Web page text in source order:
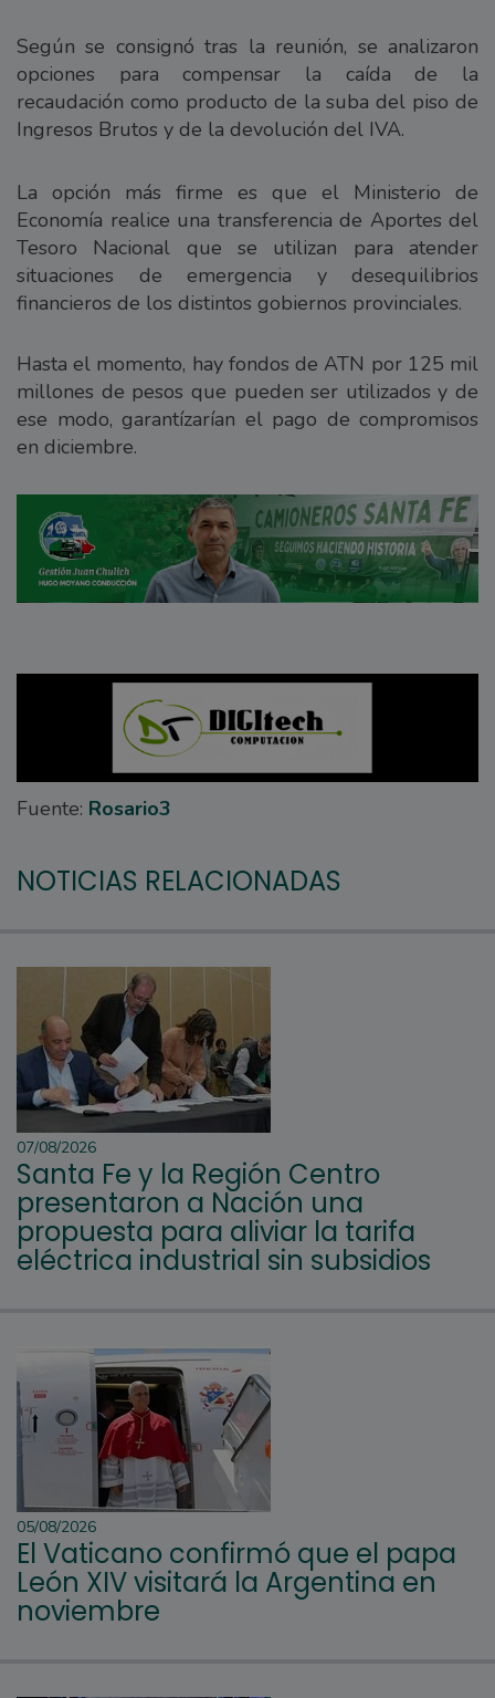
Según se consignó tras la reunión, se analizaron
opciones para compensar la caída de la
recaudación como producto de la suba del piso de
Ingresos Brutos y de la devolución del IVA.
La opción más firme es que el Ministerio de
Economía realice una transferencia de Aportes del
Tesoro Nacional que se utilizan para atender
situaciones de emergencia y desequilibrios
financieros de los distintos gobiernos provinciales.
Hasta el momento, hay fondos de ATN por 125 mil
millones de pesos que pueden ser utilizados y de
ese modo, garantízarían el pago de compromisos
en diciembre.
Fuente: Rosario3
NOTICIAS RELACIONADAS
07/08/2026
Santa Fe y la Región Centro
presentaron a Nación una
propuesta para aliviar la tarifa
eléctrica industrial sin subsidios
05/08/2026
El Vaticano confirmó que el papa
León XIV visitará la Argentina en
noviembre